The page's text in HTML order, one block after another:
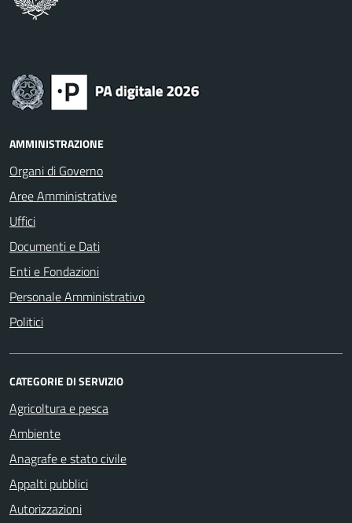
AMMINISTRAZIONE
Organi di Governo
Aree Amministrative
Uffici
Documenti e Dati
Enti e Fondazioni
Personale Amministrativo
Politici
CATEGORIE DI SERVIZIO
Agricoltura e pesca
Ambiente
Anagrafe e stato civile
Appalti pubblici
Autorizzazioni